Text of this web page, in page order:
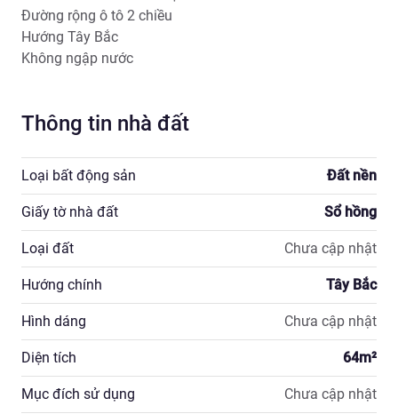
Đường rộng ô tô 2 chiều
Hướng Tây Bắc
Không ngập nước
Thông tin nhà đất
Loại bất động sản Đất nền
Giấy tờ nhà đất Sổ hồng
Loại đất Chưa cập nhật
Hướng chính Tây Bắc
Hình dáng Chưa cập nhật
Diện tích 64m²
Mục đích sử dụng Chưa cập nhật